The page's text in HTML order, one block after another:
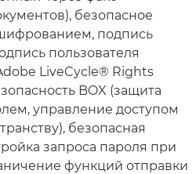
безопасное
подпись
пользователя
LiveCycle® Rights
BOX (защита
управление доступом
безопасная
запроса пароля при
функций отправки